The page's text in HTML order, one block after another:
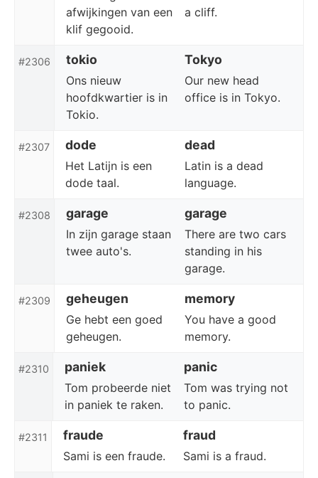
afwijkingen van een
klif gegooid.
a cliff.
#2306 tokio Tokyo
Ons nieuw
hoofdkwartier is in
Tokio.
Our new head
office is in Tokyo.
#2307 dode dead
Het Latijn is een
dode taal.
Latin is a dead
language.
#2308 garage garage
In zijn garage staan
twee auto's.
There are two cars
standing in his
garage.
#2309 geheugen memory
Ge hebt een goed
geheugen.
You have a good
memory.
#2310 paniek panic
Tom probeerde niet
in paniek te raken.
Tom was trying not
to panic.
#2311 fraude fraud
Sami is een fraude. Sami is a fraud.